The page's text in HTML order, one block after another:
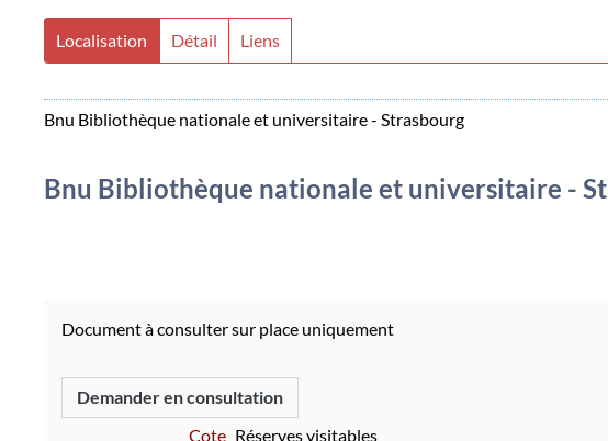
Localisation Détail Liens
Bnu Bibliothèque nationale et universitaire - Strasbourg
Bnu Bibliothèque nationale et universitaire -
Document à consulter sur place uniquement
Demander en consultation
Cote Réserves visitables